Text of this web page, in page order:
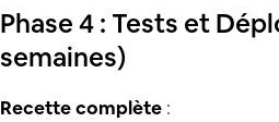
Phase 4 : Tests et
semaines)
Recette complète :